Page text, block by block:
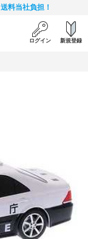
送料当社負担！
ログイン 新規登録